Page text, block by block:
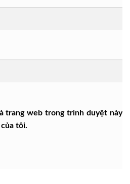
trang web trong trình duyệt này
tôi.